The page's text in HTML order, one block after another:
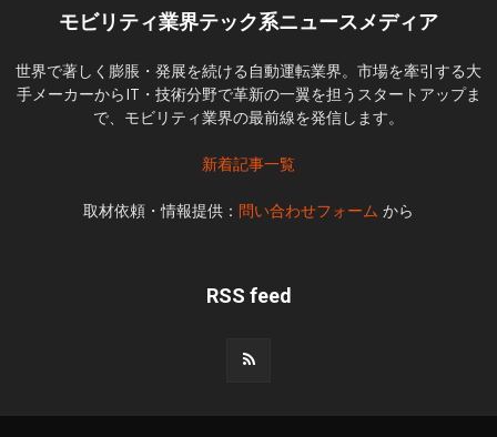
モビリティ業界テック系ニュースメディア
世界で著しく膨脹・発展を続ける自動運転業界。市場を牽引する大
手メーカーからIT・技術分野で革新の一翼を担うスタートアップま
で、モビリティ業界の最前線を発信します。
新着記事一覧
取材依頼・情報提供： 問い合わせフォーム から
RSS feed